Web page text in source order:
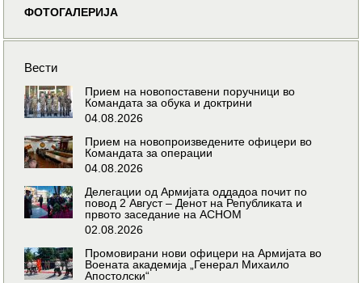
ФОТОГАЛЕРИЈА
Вести
Прием на новопоставени поручници во
Командата за обука и доктрини
04.08.2026
Прием на новопроизведените офицери во
Командата за операции
04.08.2026
Делегации од Армијата оддадоа почит по
повод 2 Август – Денот на Републиката и
првото заседание на АСНОМ
02.08.2026
Промовирани нови офицери на Армијата во
Воената академија „Генерал Михаило
Апостолски“